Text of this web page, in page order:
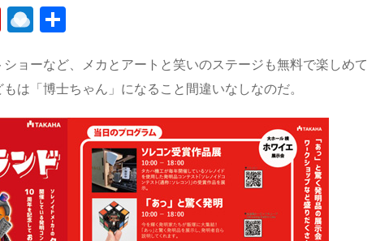
Fl
ip
b
o
ar
d
R
ai
n
d
ro
p.
io
ョーなど、メカとアートと笑いのステージも無料で楽しめて
は「博士ちゃん」になること間違いなしなのだ。